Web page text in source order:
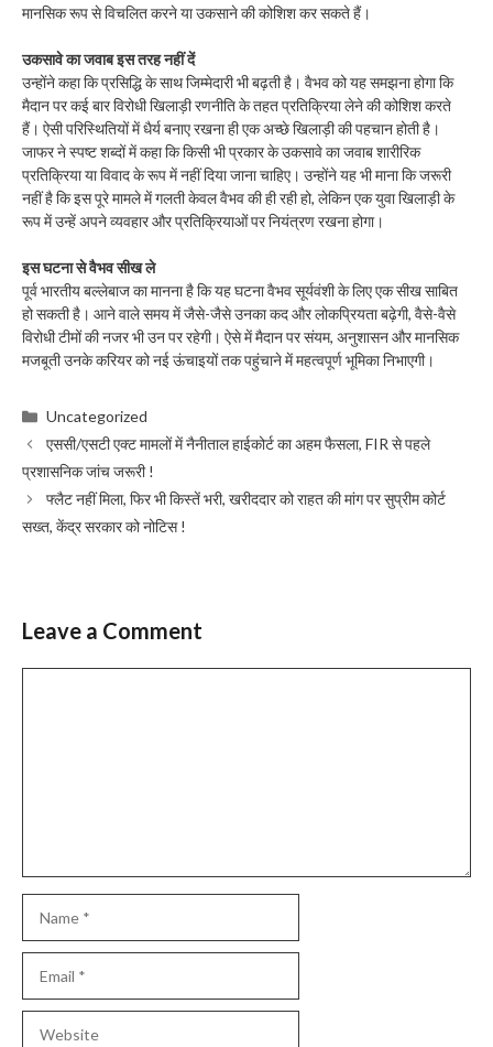
मानसिक रूप से विचलित करने या उकसाने की कोशिश कर सकते हैं।
उकसावे का जवाब इस तरह नहीं दें
उन्होंने कहा कि प्रसिद्धि के साथ जिम्मेदारी भी बढ़ती है। वैभव को यह समझना होगा कि
मैदान पर कई बार विरोधी खिलाड़ी रणनीति के तहत प्रतिक्रिया लेने की कोशिश करते
हैं। ऐसी परिस्थितियों में धैर्य बनाए रखना ही एक अच्छे खिलाड़ी की पहचान होती है।
जाफर ने स्पष्ट शब्दों में कहा कि किसी भी प्रकार के उकसावे का जवाब शारीरिक
प्रतिक्रिया या विवाद के रूप में नहीं दिया जाना चाहिए। उन्होंने यह भी माना कि जरूरी
नहीं है कि इस पूरे मामले में गलती केवल वैभव की ही रही हो, लेकिन एक युवा खिलाड़ी के
रूप में उन्हें अपने व्यवहार और प्रतिक्रियाओं पर नियंत्रण रखना होगा।
इस घटना से वैभव सीख ले
पूर्व भारतीय बल्लेबाज का मानना है कि यह घटना वैभव सूर्यवंशी के लिए एक सीख साबित
हो सकती है। आने वाले समय में जैसे-जैसे उनका कद और लोकप्रियता बढ़ेगी, वैसे-वैसे
विरोधी टीमों की नजर भी उन पर रहेगी। ऐसे में मैदान पर संयम, अनुशासन और मानसिक
मजबूती उनके करियर को नई ऊंचाइयों तक पहुंचाने में महत्वपूर्ण भूमिका निभाएगी।
Categories
Uncategorized
एससी/एसटी एक्ट मामलों में नैनीताल हाईकोर्ट का अहम फैसला, FIR से पहले
प्रशासनिक जांच जरूरी !
फ्लैट नहीं मिला, फिर भी किस्तें भरी, खरीददार को राहत की मांग पर सुप्रीम कोर्ट
सख्त, केंद्र सरकार को नोटिस !
Leave a Comment